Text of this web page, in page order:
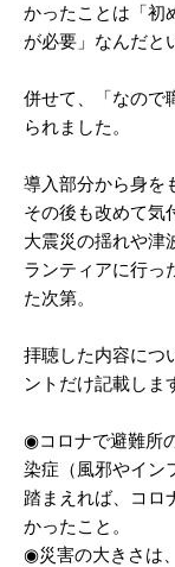
かったことは「初
が必要」なんだと
併せて、「なので
られました。
導入部分から身を
その後も改めて気
大震災の揺れや津
ランティアに行っ
た次第。
拝聴した内容につ
ントだけ記載しま
◉コロナで避難所
染症（風邪やイン
踏まえれば、コロ
かったこと。
◉災害の大きさは